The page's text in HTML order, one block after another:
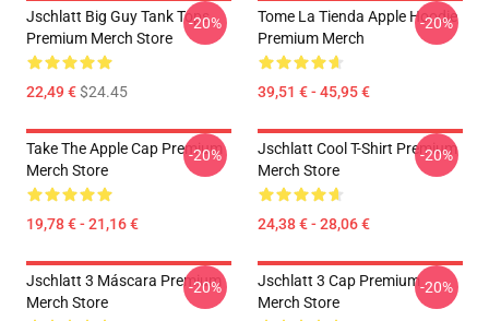
Jschlatt Big Guy Tank Tops
Premium Merch Store
22,49 €$24.45
-20%
Tome La Tienda Apple Hoodie
Premium Merch
39,51 € - 45,95 €
-20%
Take The Apple Cap Premium
Merch Store
19,78 € - 21,16 €
-20%
Jschlatt Cool T-Shirt Premium
Merch Store
24,38 € - 28,06 €
-20%
Jschlatt 3 Máscara Premium
Merch Store
-20%
Jschlatt 3 Cap Premium
Merch Store
-20%